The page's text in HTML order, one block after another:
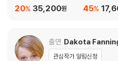
35,200원
20% 45%
출연 Dakota
관심작가 알림신청